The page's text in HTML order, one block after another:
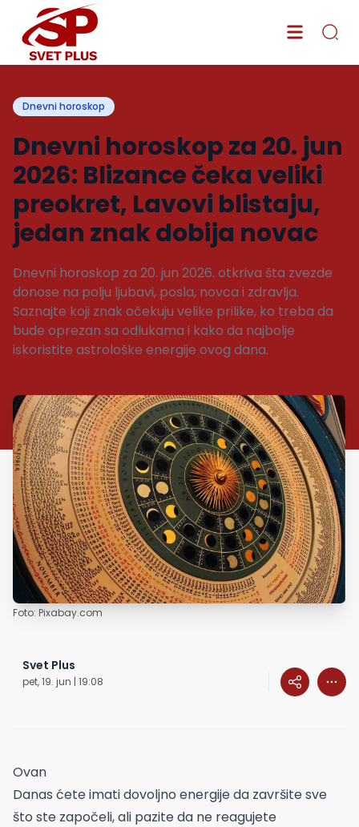
Dnevni horoskop
Dnevni horoskop za 20. jun
2026: Blizance čeka veliki
preokret, Lavovi blistaju,
jedan znak dobija novac
Dnevni horoskop za 20. jun 2026. otkriva šta zvezde
donose na polju ljubavi, posla, novca i zdravlja.
Saznajte koji znak očekuju velike prilike, ko treba da
bude oprezan sa odlukama i kako da najbolje
iskoristite astrološke energije ovog dana.
Foto: Pixabay.com
Svet Plus
pet, 19. jun | 19:08
Ovan
Danas ćete imati dovoljno energije da završite sve
što ste započeli, ali pazite da ne reagujete